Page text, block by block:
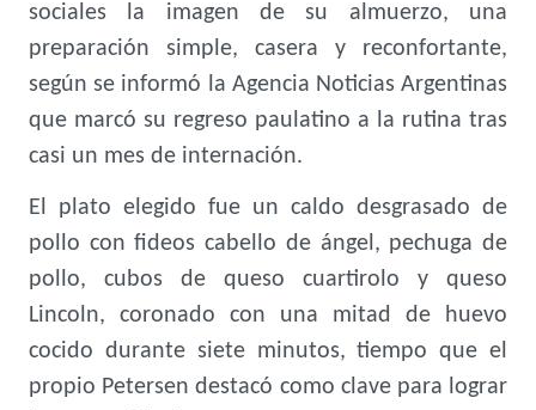
sociales la imagen de su almuerzo, una
preparación simple, casera y reconfortante,
según se informó la Agencia Noticias Argentinas
que marcó su regreso paulatino a la rutina tras
casi un mes de internación.
El plato elegido fue un caldo desgrasado de
pollo con fideos cabello de ángel, pechuga de
pollo, cubos de queso cuartirolo y queso
Lincoln, coronado con una mitad de huevo
cocido durante siete minutos, tiempo que el
propio Petersen destacó como clave para lograr